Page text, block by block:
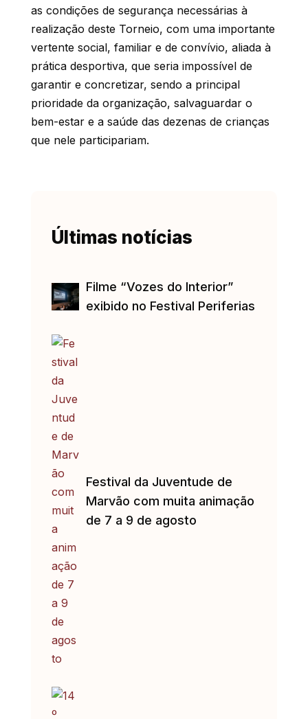
as condições de segurança necessárias à
realização deste Torneio, com uma importante
vertente social, familiar e de convívio, aliada à
prática desportiva, que seria impossível de
garantir e concretizar, sendo a principal
prioridade da organização, salvaguardar o
bem-estar e a saúde das dezenas de crianças
que nele participariam.
Últimas notícias
Filme “Vozes do Interior”
exibido no Festival Periferias
Festival da Juventude de
Marvão com muita animação
de 7 a 9 de agosto